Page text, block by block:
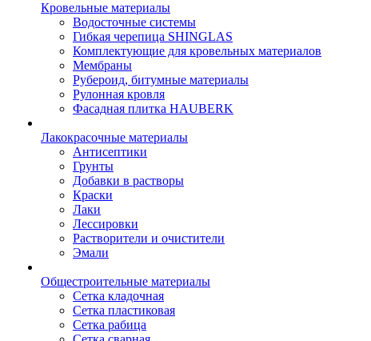
Кровельные материалы
Водосточные системы
Гибкая черепица SHINGLAS
Комплектующие для кровельных материалов
Мембраны
Рубероид, битумные материалы
Рулонная кровля
Фасадная плитка HAUBERK
Лакокрасочные материалы
Антисептики
Грунты
Добавки в растворы
Краски
Лаки
Лессировки
Растворители и очистители
Эмали
Общестроительные материалы
Сетка кладочная
Сетка пластиковая
Сетка рабица